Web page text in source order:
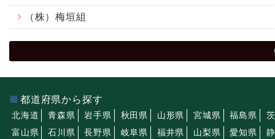
（株）梅垣組
都道府県から探す
北海道 青森県 岩手県 秋田県 山形県 宮城県 福島県
富山県
石川県 長野県 岐阜県 福井県 山梨県 愛知県